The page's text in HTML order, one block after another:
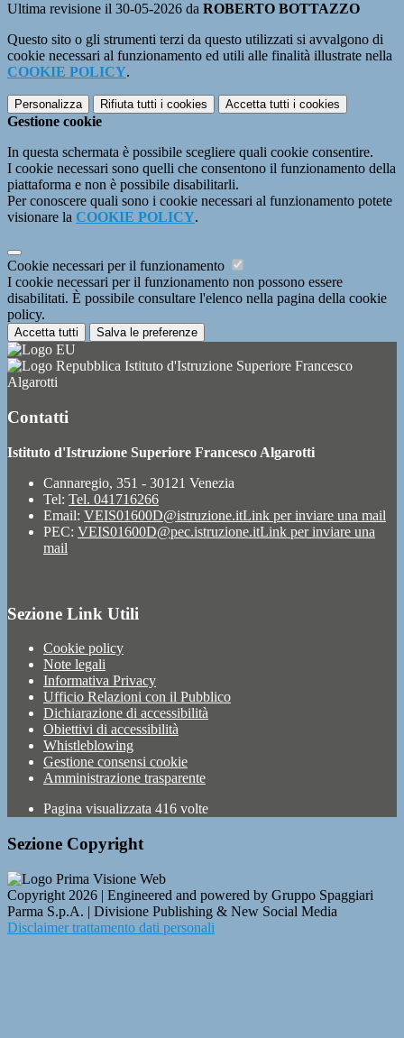
Ultima revisione il 30-05-2026 da ROBERTO BOTTAZZO
Questo sito o gli strumenti terzi da questo utilizzati si avvalgono di
cookie necessari al funzionamento ed utili alle finalità illustrate nella
COOKIE POLICY.
Personalizza Rifiuta tutti i cookies Accetta tutti i cookies
Gestione cookie
In questa schermata è possibile scegliere quali cookie consentire.
I cookie necessari sono quelli che consentono il funzionamento della
piattaforma e non è possibile disabilitarli.
Per conoscere quali sono i cookie necessari al funzionamento potete
visionare la COOKIE POLICY.
Cookie necessari per il funzionamento
I cookie necessari per il funzionamento non possono essere
disabilitati. È possibile consultare l'elenco nella pagina della cookie
policy.
Accetta tutti Salva le preferenze
Istituto d'Istruzione Superiore Francesco
Algarotti
Contatti
Istituto d'Istruzione Superiore Francesco Algarotti
Cannaregio, 351 - 30121 Venezia
Tel: Tel. 041716266
Email: VEIS01600D@istruzione.itLink per inviare una mail
PEC: VEIS01600D@pec.istruzione.itLink per inviare una
mail
Sezione Link Utili
Cookie policy
Note legali
Informativa Privacy
Ufficio Relazioni con il Pubblico
Dichiarazione di accessibilità
Obiettivi di accessibilità
Whistleblowing
Gestione consensi cookie
Amministrazione trasparente
Pagina visualizzata 416 volte
Sezione Copyright
Copyright 2026 | Engineered and powered by Gruppo Spaggiari
Parma S.p.A. | Divisione Publishing & New Social Media
Disclaimer trattamento dati personali